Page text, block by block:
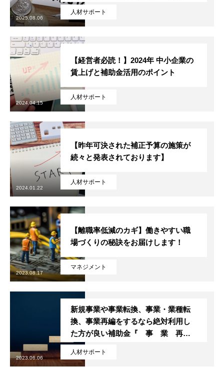
トップページ
スタッフブログ
SERVICE
会社概要
お問い合わせ
無料メルマガ登録
スタッフブログ
人材サポート
対策〉義務化
2025.08.06
人材サポート
【経営者必読！】2024年 中小企業の
賃上げと補助金活用のポイント
2024.04.15
人材サポート
【昨年可決された補正予算の施策が
続々と発表されております】
2024.01.22
マネジメント
【離職率低減のカギ】働きやすい職
場づくりの秘訣をお届けします！
2023.08.17
人材サポート
新規事業や事業転換、事業・業種転
換、事業再編をするなら絶対利用し
た方が良い補助金『 事 業 再
構 築 補 助 金 』のご紹介！
2023.06.06